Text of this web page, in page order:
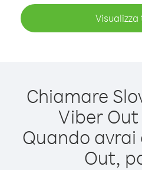
Chiamare
Viber
Quando
Out,